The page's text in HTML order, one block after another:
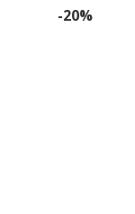
-20%